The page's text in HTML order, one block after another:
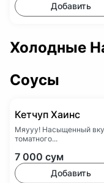
Добавить
Холодные
Соусы
Кетчуп Хаинс
Мяууу! Насыщенный
томатного...
7 000 сум
Добавить